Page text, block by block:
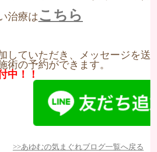
治療は こちら
していただき、メッセージを送
術の予約ができます。
中！！
>>あゆむの気まぐれブログ一覧へ戻る